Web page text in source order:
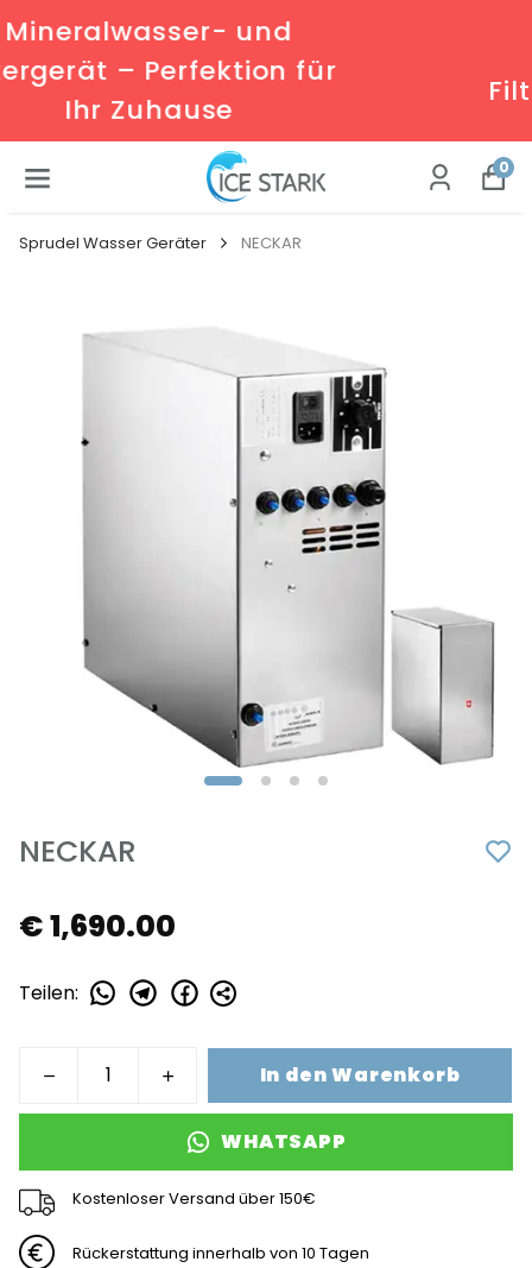
Mineralwasser und
Filtration – Beides in Einem
0
Sprudel Wasser Geräter NECKAR
NECKAR
€ 1,690.00
Teilen:
In den Warenkorb
WHATSAPP
Kostenloser Versand über 150€
Rückerstattung innerhalb von 10 Tagen